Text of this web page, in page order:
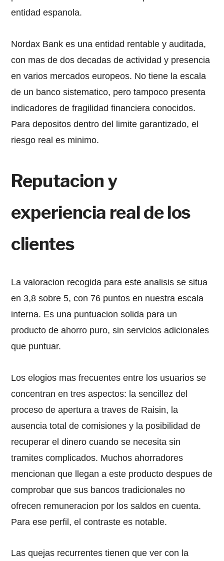
entidad espanola.
Nordax Bank es una entidad rentable y auditada,
con mas de dos decadas de actividad y presencia
en varios mercados europeos. No tiene la escala
de un banco sistematico, pero tampoco presenta
indicadores de fragilidad financiera conocidos.
Para depositos dentro del limite garantizado, el
riesgo real es minimo.
Reputacion y
experiencia real de los
clientes
La valoracion recogida para este analisis se situa
en 3,8 sobre 5, con 76 puntos en nuestra escala
interna. Es una puntuacion solida para un
producto de ahorro puro, sin servicios adicionales
que puntuar.
Los elogios mas frecuentes entre los usuarios se
concentran en tres aspectos: la sencillez del
proceso de apertura a traves de Raisin, la
ausencia total de comisiones y la posibilidad de
recuperar el dinero cuando se necesita sin
tramites complicados. Muchos ahorradores
mencionan que llegan a este producto despues de
comprobar que sus bancos tradicionales no
ofrecen remuneracion por los saldos en cuenta.
Para ese perfil, el contraste es notable.
Las quejas recurrentes tienen que ver con la